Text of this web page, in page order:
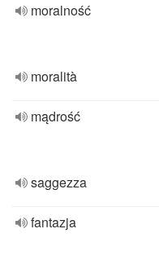
moralność
moralità
mądrość
saggezza
fantazja